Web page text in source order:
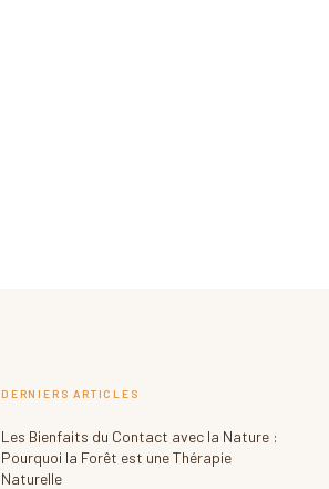
DERNIERS ARTICLES
Les Bienfaits du Contact avec la Nature :
Pourquoi la Forêt est une Thérapie
Naturelle